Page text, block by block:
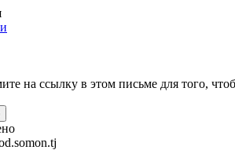
на ссылку в этом письме для того,